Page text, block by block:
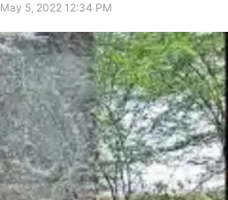
May 5, 2022 12:34 PM